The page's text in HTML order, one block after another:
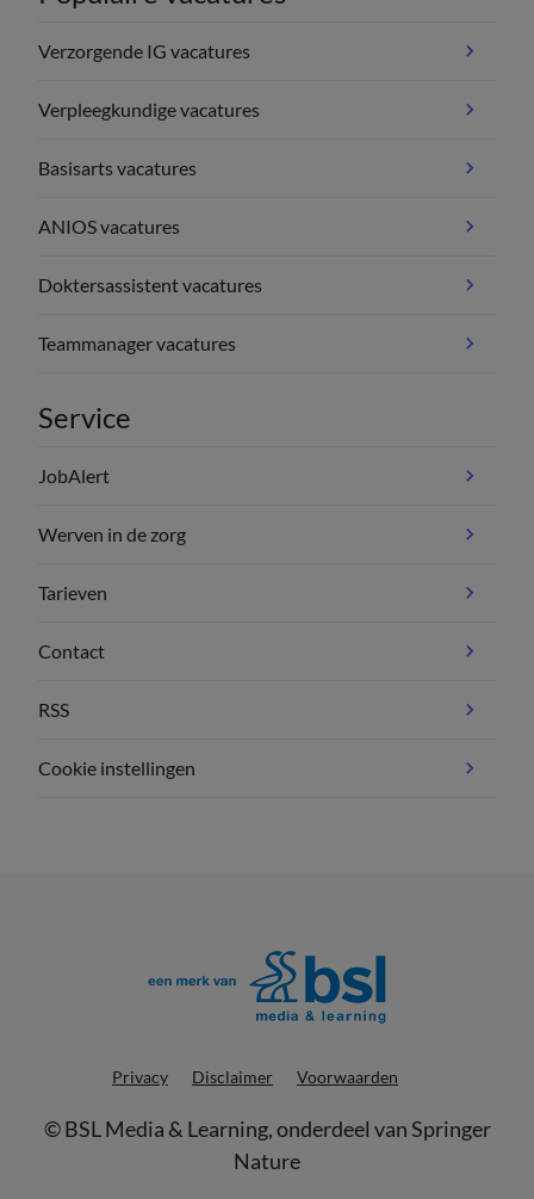
Verzorgende IG vacatures
Verpleegkundige vacatures
Basisarts vacatures
ANIOS vacatures
Doktersassistent vacatures
Teammanager vacatures
Service
JobAlert
Werven in de zorg
Tarieven
Contact
RSS
Cookie instellingen
Privacy Disclaimer Voorwaarden
©BSL Media & Learning, onderdeel vanSpringer
Nature